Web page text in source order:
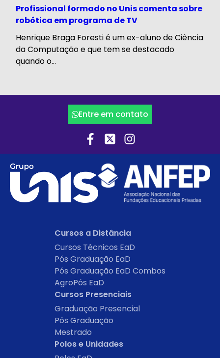
Profissional formado no Unis comenta sobre
robótica em programa de TV
Henrique Braga Foresti é um ex-aluno de Ciência
da Computação e que tem se destacado
quando o...
Entre em contato
Cursos a Distância
Cursos Técnicos EaD
Pós Graduação EaD
Pós Graduação EaD Combos
AgroPós EaD
Cursos Presenciais
Graduação Presencial
Pós Graduação
Mestrado
Polos e Unidades